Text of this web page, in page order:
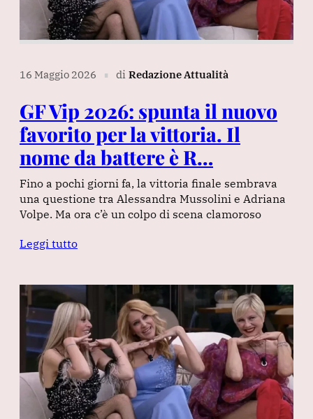
16 Maggio 2026 ∎ di Redazione Attualità
GF Vip 2026: spunta il nuovo
favorito per la vittoria. Il
nome da battere è R…
Fino a pochi giorni fa, la vittoria finale sembrava
una questione tra Alessandra Mussolini e Adriana
Volpe. Ma ora c’è un colpo di scena clamoroso
Leggi tutto